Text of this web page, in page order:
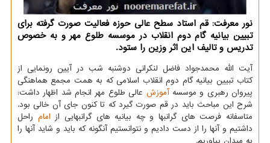
نور معرفت: قم استاد سطح عالی حوزه فعالیت صورت گرفته برای
تبیین بیانیه گام دوم انقلاب در موسسه طلوع مهر و به خصوص
تدریس و تالیف این اثر وزین را ستود.
آیت الله محمدجواد فاضل لنکرانی دوشنبه شب در آیین رونمایی از
کتاب تبیین بیانیه گام دوم انقلاب اسلامی که به همت مجمع هماهنگی
پیروان رهبری و موسسهآموزش عالی طلوع مهر انجام شد اظهار داشت:
شرح این مباحث باید در قم صورت گیرد که تا کنون جای آن خالی بود.
متاسفانه فرصت های گرانبها و چه بیانیه های گرانبهایی از امام راحل
داشتیم و آنها را از دست دادیم و نتوانستیم آنگونه که باید و شاید آنها را
به میدان بیاوریم.